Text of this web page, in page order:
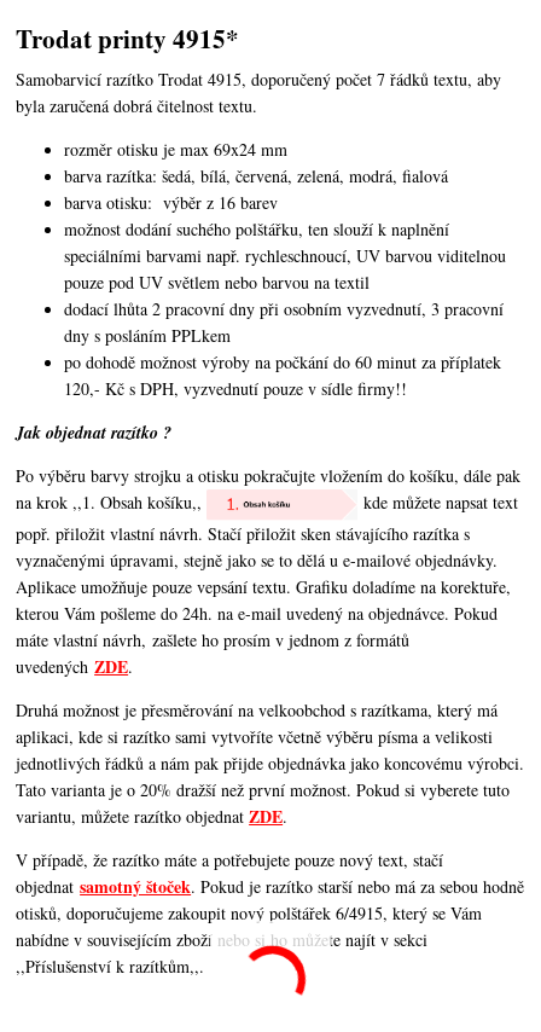
Trodat printy 4915*
Samobarvicí razítko Trodat 4915, doporučený počet 7 řádků textu, aby
byla zaručená dobrá čitelnost textu.
rozměr otisku je max 69x24 mm
barva razítka: šedá, bílá, červená, zelená, modrá, fialová
barva otisku: výběr z 16 barev
možnost dodání suchého polštářku, ten slouží k naplnění
speciálními barvami např. rychleschnoucí, UV barvou viditelnou
pouze pod UV světlem nebo barvou na textil
dodací lhůta 2 pracovní dny při osobním vyzvednutí, 3 pracovní
dny s posláním PPLkem
po dohodě možnost výroby na počkání do 60 minut za příplatek
120,- Kč s DPH, vyzvednutí pouze v sídle firmy!!
Jak objednat razítko ?
Po výběru barvy strojku a otisku pokračujte vložením do košíku, dále pak
na krok ,,1. Obsah košíku,,
kde můžete napsat text
popř. přiložit vlastní návrh. Stačí přiložit sken stávajícího razítka s
vyznačenými úpravami, stejně jako se to dělá u e-mailové objednávky.
Aplikace umožňuje pouze vepsání textu. Grafiku doladíme na korektuře,
kterou Vám pošleme do 24h. na e-mail uvedený na objednávce. Pokud
máte vlastní návrh, zašlete ho prosím v jednom z formátů
uvedenýchZDE.
Druhá možnost je přesměrování na velkoobchod s razítkama, který má
aplikaci, kde si razítko sami vytvoříte včetně výběru písma a velikosti
jednotlivých řádků a nám pak přijde objednávka jako koncovému výrobci.
Tato varianta je o 20% dražší než první možnost. Pokud si vyberete tuto
variantu, můžete razítko objednatZDE.
V případě, že razítko máte a potřebujete pouze nový text, stačí
objednatsamotný štoček. Pokud je razítko starší nebo má za sebou hodně
otisků, doporučujeme zakoupit nový polštářek 6/4915, který se Vám
nabídne v souvisejícím zboží nebo si ho můžete najít v sekci
,,Příslušenství k razítkům,,.